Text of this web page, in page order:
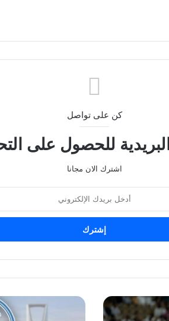
كن على تواصل
للحصول على
اشترك الان مجانا
تنبيهات